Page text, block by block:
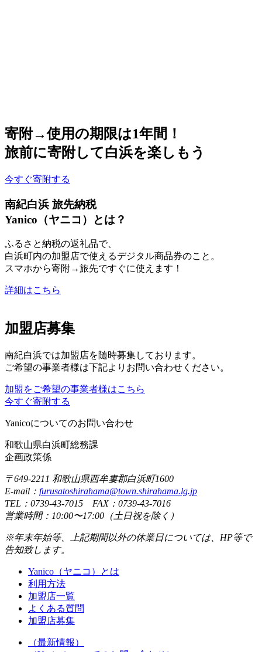
寄附→使用の期限は1年間！
旅前に寄附して白浜を楽しもう
今すぐ寄附する
南紀白浜 旅先納税
Yanico（ヤニコ）とは？
ふるさと納税の返礼品で、
白浜町内の加盟店で使えるデジタル商品券のこと。
スマホから寄附→旅先ですぐに使えます！
詳細はこちら
加盟店募集
南紀白浜では加盟店を随時募集しております。
ご希望の事業者様は下記よりお問い合わせください。
加盟をご希望の事業者様はこちら
今すぐ寄附する
Yanicoについてのお問い合わせ
和歌山県白浜町総務課
企画政策係
〒649-2211 和歌山県西牟婁郡白浜町1600
E-mail： furusatoshirahama@town.shirahama.lg.jp
TEL：0739-43-7015 FAX：0739-43-7016
営業時間：10:00〜17:00（土日祝を除く）
※年末年始等、上記期間以外の休業日については、HP等で
告知致します。
Yanico（ヤニコ）とは
利用方法
加盟店一覧
よくある質問
加盟店募集
（最新情報）